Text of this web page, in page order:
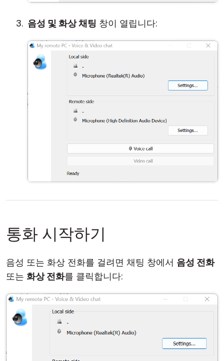
음성 및 화상 채팅 창이 열립니다:
통화 시작하기
음성 또는 화상 전화를 걸려면 채팅 창에서 음성 전화
또는 화상 전화를 클릭합니다: